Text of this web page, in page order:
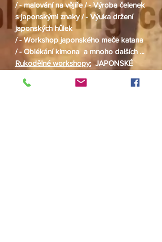
/- malování na vějíře /- Výroba čelenek
s japonskými znaky /- Výuka držení
japonských hůlek
/- Workshop japonského meče katana
/- Oblékání kimona a mnoho dalších ...
Rukodělné workshopy: JAPONSKÉ
japonského malování se základními